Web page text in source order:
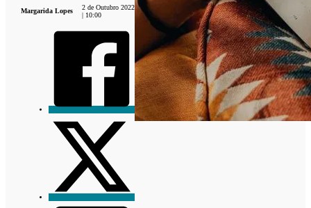
Margarida Lopes
2 de Outubro 2022
| 10:00